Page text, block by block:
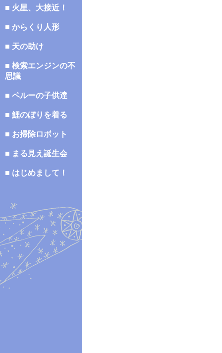
■ 火星、大接近！
■ からくり人形
■ 天の助け
■ 検索エンジンの不
思議
■ ペルーの子供達
■ 鯉のぼりを着る
■ お掃除ロボット
■ まる見え誕生会
■ はじめまして！